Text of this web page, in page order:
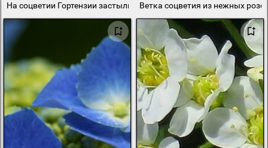
На соцветии Гортензии застыли капли росыВетка соцветия из нежных